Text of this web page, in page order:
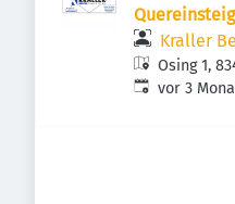
Kraller
Osing 1,
Veröffentlicht:
vor 3